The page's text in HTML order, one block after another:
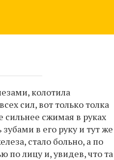
колотила
сил, вот только толка
сильнее сжимая в руках
в его руку и тут же
стало больно, а по
по лицу и, увидев, что та